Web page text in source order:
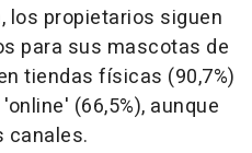
los propietarios siguen
para sus mascotas de
tiendas físicas (90,7%)
(66,5%), aunque
canales.